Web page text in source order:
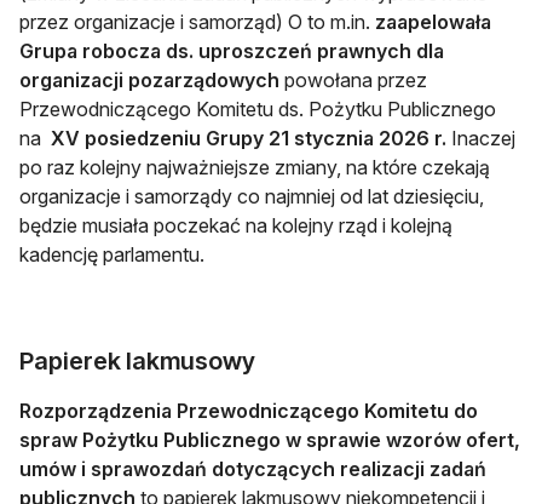
przez organizacje i samorząd) O to m.in. zaapelowała
Grupa robocza ds. uproszczeń prawnych dla
organizacji pozarządowych powołana przez
Przewodniczącego Komitetu ds. Pożytku Publicznego
na XV posiedzeniu Grupy 21 stycznia 2026 r. Inaczej
po raz kolejny najważniejsze zmiany, na które czekają
organizacje i samorządy co najmniej od lat dziesięciu,
będzie musiała poczekać na kolejny rząd i kolejną
kadencję parlamentu.
Papierek lakmusowy
Rozporządzenia Przewodniczącego Komitetu do
spraw Pożytku Publicznego w sprawie wzorów ofert,
umów i sprawozdań dotyczących realizacji zadań
publicznych to papierek lakmusowy niekompetencji i